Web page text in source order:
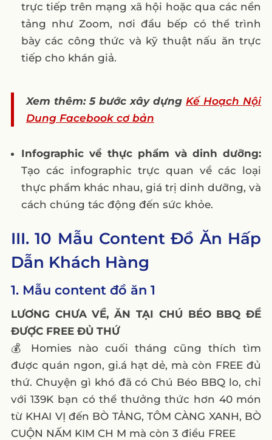
trực tiếp trên mạng xã hội hoặc qua các nền
tảng như Zoom, nơi đầu bếp có thể trình
bày các công thức và kỹ thuật nấu ăn trực
tiếp cho khán giả.
Xem thêm: 5 bước xây dựngKế Hoạch Nội
Dung Facebook cơ bản
Infographic về thực phẩm và dinh dưỡng:
Tạo các infographic trực quan về các loại
thực phẩm khác nhau, giá trị dinh dưỡng, và
cách chúng tác động đến sức khỏe.
III. 10 Mẫu Content Đồ Ăn Hấp
Dẫn Khách Hàng
1. Mẫu content đồ ăn 1
LƯƠNG CHƯA VỀ, ĂN TẠI CHÚ BÉO BBQ ĐỂ
ĐƯỢC FREE ĐỦ THỨ
💰 Homies nào cuối tháng cũng thích tìm
được quán ngon, gi.á hạt dẻ, mà còn FREE đủ
thứ. Chuyện gì khó đã có Chú Béo BBQ lo, chỉ
với 139K bạn có thể thưởng thức hơn 40 món
từ KHAI VỊ đến BÒ TẢNG, TÔM CÀNG XANH, BÒ
CUỘN NẤM KIM CH M mà còn 3 điều FREE